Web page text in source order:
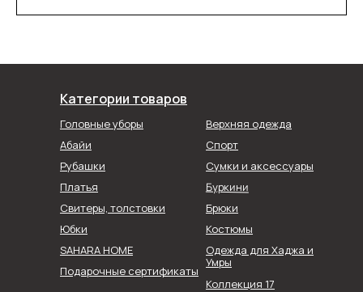
Категории товаров
Головные уборы
Абайи
Рубашки
Коллекция 17
Спорт
Верхняя одежда
Сумки и аксессуары
Юбки
Брюки
SAHARA HOME
Платья
Свитеры, толстовки
Буркини
Костюмы
Подарочные сертификаты
Одежда для Хаджа и
Умры